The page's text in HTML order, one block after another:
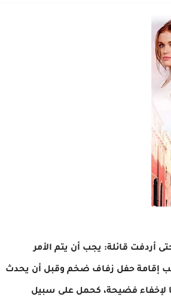
أردفت قائلة: يجب أن يتم الأمر
يجب إقامة حفل زفاف ضخم وقبل أن يحدث
لإخفاء فضيحة، كحمل على سبيل